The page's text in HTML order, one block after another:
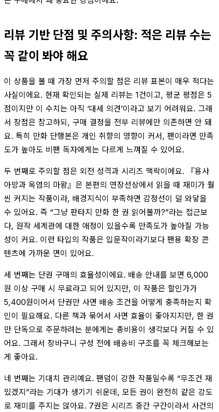
리뷰 기반 단점 및 주의사항: 적은 리뷰 수는
꼭 같이 봐야 해요
이 상품을 볼 때 가장 먼저 주의할 점은 리뷰 표본이 매우 적다는
사실이에요. 현재 확인되는 실제 리뷰는 1건이고, 평균 평점은 5
점이지만 이 수치는 아직 ‘대세 의견’이라고 보기 어려워요. 그래
서 장점은 참고하되, 구매 결정을 전부 리뷰에만 의존하면 안 돼
요. 특히 만화 단행본은 개인 취향의 영향이 커서, 팬이라면 만족
도가 높아도 비팬 독자에게는 다르게 느껴질 수 있어요.
두 번째로 주의할 점은 외전 성격과 시리즈 맥락이에요. 『용사
아방과 옥염의 마왕』은 본편의 연장선상에서 읽을 때 재미가 훨
씬 커지는 작품이라, 배경지식이 부족하면 감정선이 덜 와닿을
수 있어요. 즉 “그냥 판타지 만화 한 권 읽어볼까?”라는 접근보
다, 원작 세계관에 대한 애정이 있을수록 만족도가 높아질 가능
성이 커요. 이런 타입의 작품은 입문작이라기보다 팬용 확장 콘
텐츠에 가까운 면이 있어요.
세 번째는 단권 구매의 효율성이에요. 배송 안내를 보면 6,000
원 이상 구매 시 무료라고 되어 있지만, 이 작품은 할인가가
5,400원이어서 단권만 사면 배송 조건을 어떻게 충족하는지 확
인이 필요해요. 다른 책과 묶어서 사면 효율이 좋아지지만, 한 권
만 단독으로 주문하려는 분에게는 총비용이 생각보다 커질 수 있
어요. 그래서 장바구니 구성 전에 배송비 구조를 꼭 체크해보는
게 좋아요.
네 번째는 기대치 관리예요. 팬덤이 강한 작품일수록 “무조건 재
밌겠지”라는 기대가 생기기 쉬운데, 모든 권이 완전히 같은 강도
로 재미를 주지는 않아요. 7권은 시리즈 중간 구간이라서 사건의